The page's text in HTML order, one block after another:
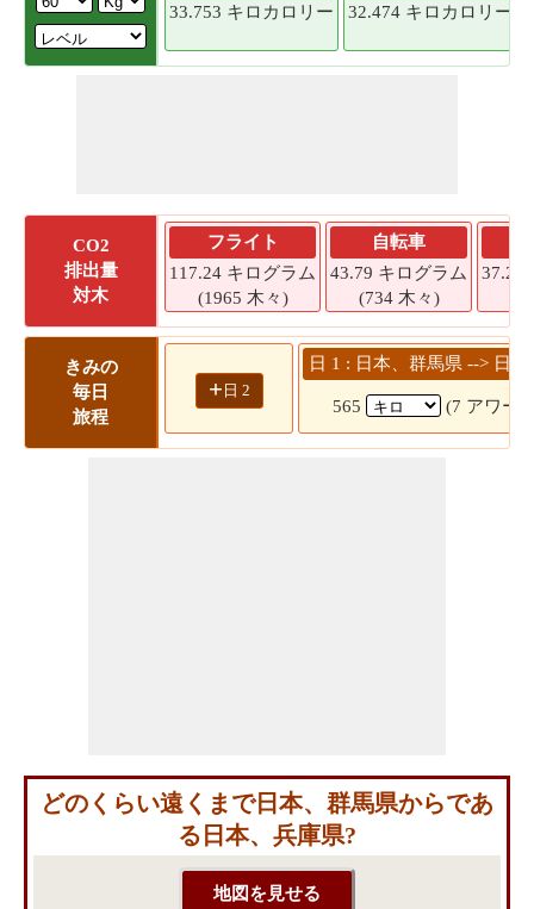
33.753 キロカロリー
32.474 キロカロリー
CO2
排出量
対木
フライト
117.24 キログラム
(1965 木々)
自転車
43.79 キログラム
(734 木々)
37.29
きみの
毎日
旅程
+ 日 2
日 1 : 日本、群馬県 --> 日
565 (7 アワー
どのくらい遠くまで日本、群馬県からであ
る日本、兵庫県?